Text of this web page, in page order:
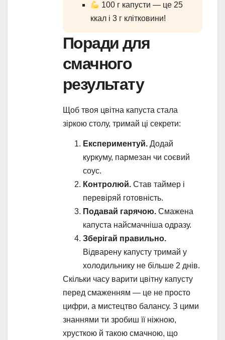
100 г капусти — це 25
ккал і 3 г клітковини!
Поради для
смачного
результату
Щоб твоя цвітна капуста стала
зіркою столу, тримай ці секрети:
Експериментуй. Додай
куркуму, пармезан чи соєвий
соус.
Контролюй. Став таймер і
перевіряй готовність.
Подавай гарячою. Смажена
капуста найсмачніша одразу.
Зберігай правильно.
Відварену капусту тримай у
холодильнику не більше 2 днів.
Скільки часу варити цвітну капусту
перед смаженням — це не просто
цифри, а мистецтво балансу. З цими
знаннями ти зробиш її ніжною,
хрусткою й такою смачною, що